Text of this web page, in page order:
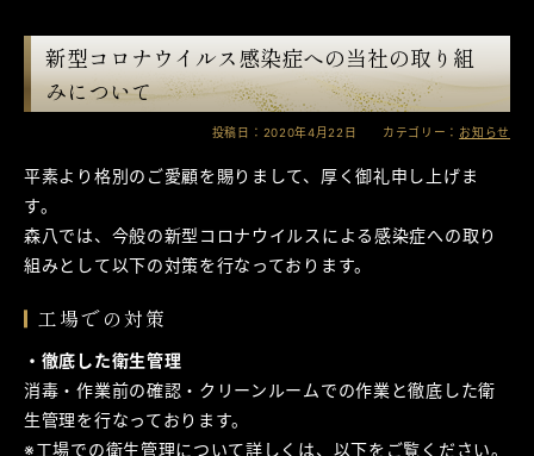
新型コロナウイルス感染症への当社の取り組
みについて
投稿日：2020年4月22日 カテゴリー： お知らせ
平素より格別のご愛顧を賜りまして、厚く御礼申し上げま
す。
森八では、今般の新型コロナウイルスによる感染症への取り
組みとして以下の対策を行なっております。
工場での対策
・徹底した衛生管理
消毒・作業前の確認・クリーンルームでの作業と徹底した衛
生管理を行なっております。
※工場での衛生管理について詳しくは、以下をご覧ください。